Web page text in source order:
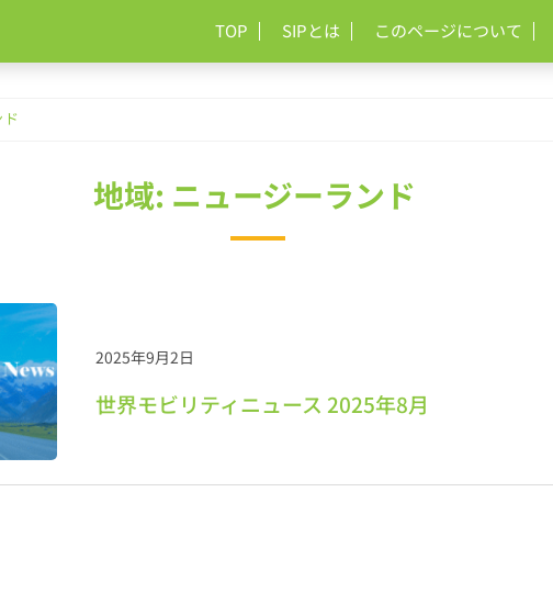
TOP SIPとは このページについて
地域: ニュージーランド
2025年9月2日
世界モビリティニュース 2025年8月